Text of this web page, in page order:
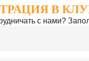
В
с нами?